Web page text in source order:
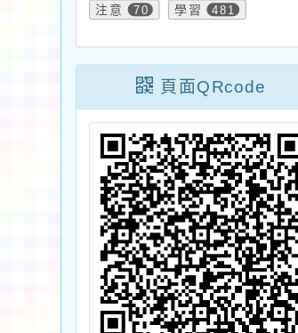
注意 70 學習 481
頁面QRcode